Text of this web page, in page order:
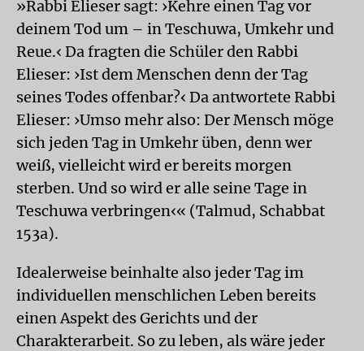
»Rabbi Elieser sagt: ›Kehre einen Tag vor
deinem Tod um – in Teschuwa, Umkehr und
Reue.‹ Da fragten die Schüler den Rabbi
Elieser: ›Ist dem Menschen denn der Tag
seines Todes offenbar?‹ Da antwortete Rabbi
Elieser: ›Umso mehr also: Der Mensch möge
sich jeden Tag in Umkehr üben, denn wer
weiß, vielleicht wird er bereits morgen
sterben. Und so wird er alle seine Tage in
Teschuwa verbringen‹« (Talmud, Schabbat
153a).
Idealerweise beinhalte also jeder Tag im
individuellen menschlichen Leben bereits
einen Aspekt des Gerichts und der
Charakterarbeit. So zu leben, als wäre jeder